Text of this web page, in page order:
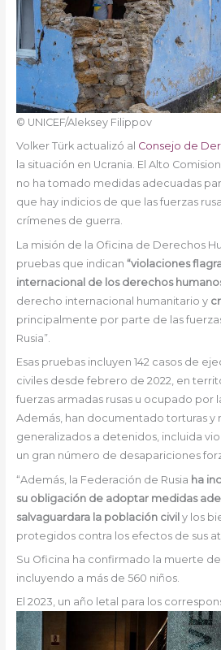
© UNICEF/Aleksey Filippov
Volker Türk actualizó al Consejo de
la situación en Ucrania. El Alto
no ha tomado medidas adecuadas
que hay indicios de que las fuerzas
crímenes de guerra.
La misión de la Oficina de Derechos
pruebas que indican “violaciones
internacional de los derechos
derecho internacional humanitario y
principalmente por parte de las
Rusia”.
Esas pruebas incluyen 142 casos de
civiles desde febrero de 2022, en
fuerzas armadas rusas u ocupado por
Además, han documentado torturas y
generalizados a detenidos, incluida
un gran número de desapariciones
“Además, la Federación de Rusia ha
su obligación de adoptar medidas
salvaguardara la población civily los
protegidos contra los efectos de sus
Su Oficina ha confirmado la muerte de
incluyendo a más de 560 niños.
El 2023, un año letal para los